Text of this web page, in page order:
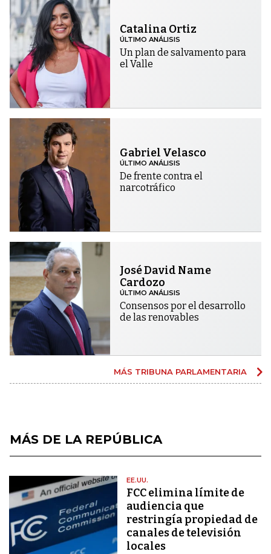
Catalina Ortiz
ÚLTIMO ANÁLISIS
Un plan de salvamento para
el Valle
Gabriel Velasco
ÚLTIMO ANÁLISIS
De frente contra el
narcotráfico
José David Name
Cardozo
ÚLTIMO ANÁLISIS
Consensos por el desarrollo
de las renovables
MÁS TRIBUNA PARLAMENTARIA
MÁS DE LA REPÚBLICA
EE.UU.
FCC elimina límite de
audiencia que
restringía propiedad de
canales de televisión
locales